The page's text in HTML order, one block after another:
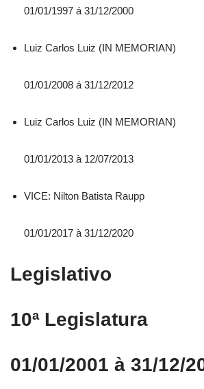
01/01/1997 á 31/12/2000
Luiz Carlos Luiz (IN MEMORIAN)
01/01/2008 á 31/12/2012
Luiz Carlos Luiz (IN MEMORIAN)
01/01/2013 à 12/07/2013
VICE: Nilton Batista Raupp
01/01/2017 à 31/12/2020
Legislativo
10ª Legislatura
01/01/2001 à 31/12/